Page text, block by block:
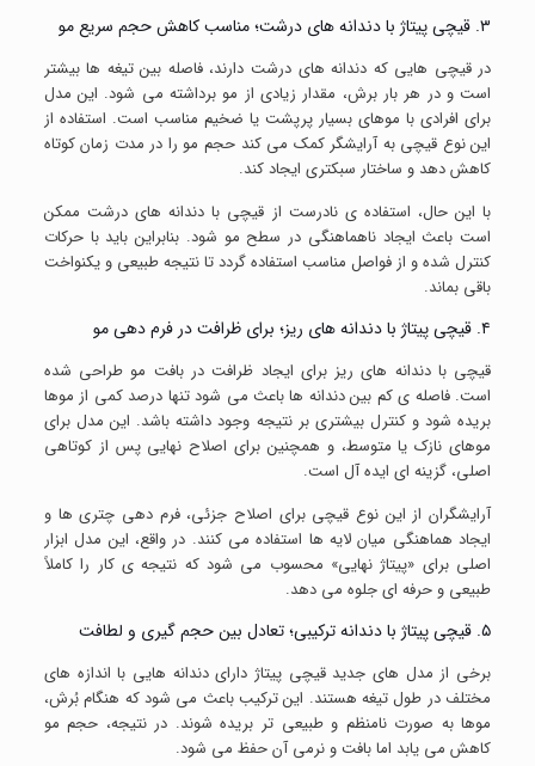
۳. قیچی پیتاژ با دندانه های درشت؛ مناسب کاهش حجم سریع مو
در قیچی هایی که دندانه های درشت دارند، فاصله بین تیغه ها بیشتر
است و در هر بار برش، مقدار زیادی از مو برداشته می شود. این مدل
برای افرادی با موهای بسیار پرپشت یا ضخیم مناسب است. استفاده از
این نوع قیچی به آرایشگر کمک می کند حجم مو را در مدت زمان کوتاه
کاهش دهد و ساختار سبکتری ایجاد کند.
با این حال، استفاده ی نادرست از قیچی با دندانه های درشت ممکن
است باعث ایجاد ناهماهنگی در سطح مو شود. بنابراین باید با حرکات
کنترل شده و از فواصل مناسب استفاده گردد تا نتیجه طبیعی و یکنواخت
باقی بماند.
۴. قیچی پیتاژ با دندانه های ریز؛ برای ظرافت در فرم دهی مو
قیچی با دندانه های ریز برای ایجاد ظرافت در بافت مو طراحی شده
است. فاصله ی کم بین دندانه ها باعث می شود تنها درصد کمی از موها
بریده شود و کنترل بیشتری بر نتیجه وجود داشته باشد. این مدل برای
موهای نازک یا متوسط، و همچنین برای اصلاح نهایی پس از کوتاهی
اصلی، گزینه ای ایده آل است.
آرایشگران از این نوع قیچی برای اصلاح جزئی، فرم دهی چتری ها و
ایجاد هماهنگی میان لایه ها استفاده می کنند. در واقع، این مدل ابزار
اصلی برای «پیتاژ نهایی» محسوب می شود که نتیجه ی کار را کاملاً
طبیعی و حرفه ای جلوه می دهد.
۵. قیچی پیتاژ با دندانه ترکیبی؛ تعادل بین حجم گیری و لطافت
برخی از مدل های جدید قیچی پیتاژ دارای دندانه هایی با اندازه های
مختلف در طول تیغه هستند. این ترکیب باعث می شود که هنگام بُرش،
موها به صورت نامنظم و طبیعی تر بریده شوند. در نتیجه، حجم مو
کاهش می یابد اما بافت و نرمی آن حفظ می شود.